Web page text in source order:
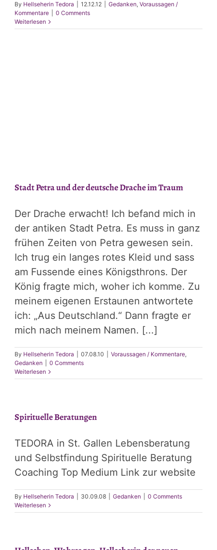
By Hellseherin Tedora 12.12.12 Gedanken, Voraussagen /
Kommentare
0 Comments
Weiterlesen
Stadt Petra und der deutsche Drache im Traum
Der Drache erwacht! Ich befand mich in
der antiken Stadt Petra. Es muss in ganz
frühen Zeiten von Petra gewesen sein.
Ich trug ein langes rotes Kleid und sass
am Fussende eines Königsthrons. Der
König fragte mich, woher ich komme. Zu
meinem eigenen Erstaunen antwortete
ich: „Aus Deutschland.“ Dann fragte er
mich nach meinem Namen. [...]
By Hellseherin Tedora 07.08.10 Voraussagen / Kommentare,
Gedanken
0 Comments
Weiterlesen
Spirituelle Beratungen
TEDORA in St. Gallen Lebensberatung
und Selbstfindung Spirituelle Beratung
Coaching Top Medium Link zur website
By Hellseherin Tedora 30.09.08 Gedanken
0 Comments
Weiterlesen